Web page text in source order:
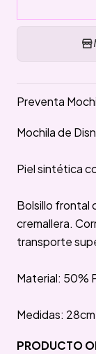
Preventa
Mochila de
Piel sintética
Bolsillo frontal
cremallera.
transporte
Material: 50%
Medidas:
PRODUCTO